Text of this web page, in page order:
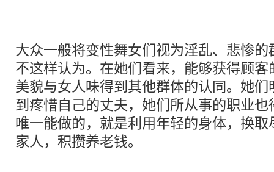
大众一般将变性舞女们视为淫乱、悲惨
不这样认为。在她们看来，能够获得顾
美貌与女人味得到其他群体的认同。她
到疼惜自己的丈夫，她们所从事的职业
唯一能做的，就是利用年轻的身体，换
家人，积攒养老钱。